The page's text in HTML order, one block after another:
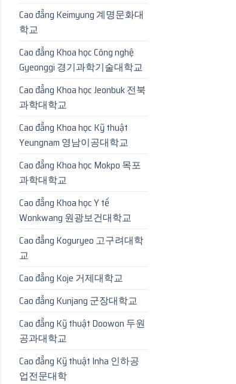
Cao đẳng Keimyung 계명문화대
학교
Cao đẳng Khoa học Công nghệ
Gyeonggi 경기과학기술대학교
Cao đẳng Khoa học Jeonbuk 전북
과학대학교
Cao đẳng Khoa học Kỹ thuật
Yeungnam 영남이공대학교
Cao đẳng Khoa học Mokpo 목포
과학대학교
Cao đẳng Khoa học Y tế
Wonkwang 원광보건대학교
Cao đẳng Koguryeo 고구려대학
교
Cao đẳng Koje 거제대학교
Cao đẳng Kunjang 군장대학교
Cao đẳng Kỹ thuật Doowon 두원
공과대학교
Cao đẳng Kỹ thuật Inha 인하공
업전문대학